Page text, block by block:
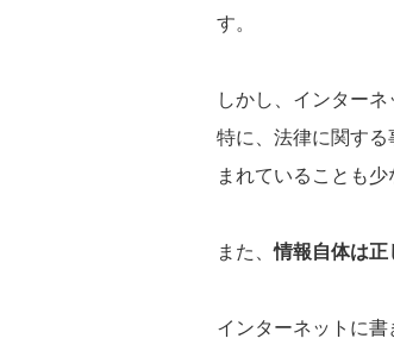
す。
しかし、インター
特に、法律に関す
まれていることも少
また、情報自体は
インターネットに